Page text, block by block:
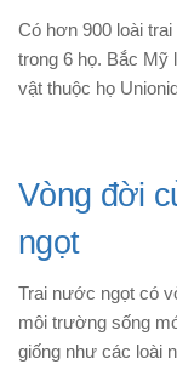
Có hơn 900 loài
trong 6 họ. Bắc Mỹ
vật thuộc họ
Vòng đời
ngọt
Trai nước ngọt có
môi trường sống
giống như các loài